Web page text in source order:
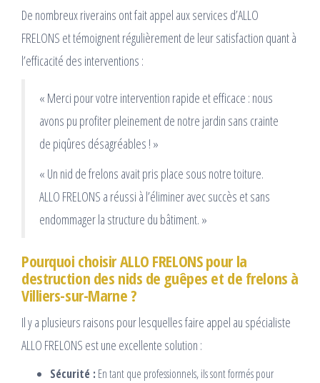
De nombreux riverains ont fait appel aux services d’ALLO
FRELONS et témoignent régulièrement de leur satisfaction quant à
l’efficacité des interventions :
« Merci pour votre intervention rapide et efficace : nous
avons pu profiter pleinement de notre jardin sans crainte
de piqûres désagréables ! »
« Un nid de frelons avait pris place sous notre toiture.
ALLO FRELONS a réussi à l’éliminer avec succès et sans
endommager la structure du bâtiment. »
Pourquoi choisir ALLO FRELONS pour la
destruction des nids de guêpes et de frelons à
Villiers-sur-Marne ?
Il y a plusieurs raisons pour lesquelles faire appel au spécialiste
ALLO FRELONS est une excellente solution :
Sécurité : En tant que professionnels, ils sont formés pour